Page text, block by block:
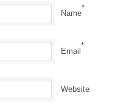
Name
*
Email
*
Website